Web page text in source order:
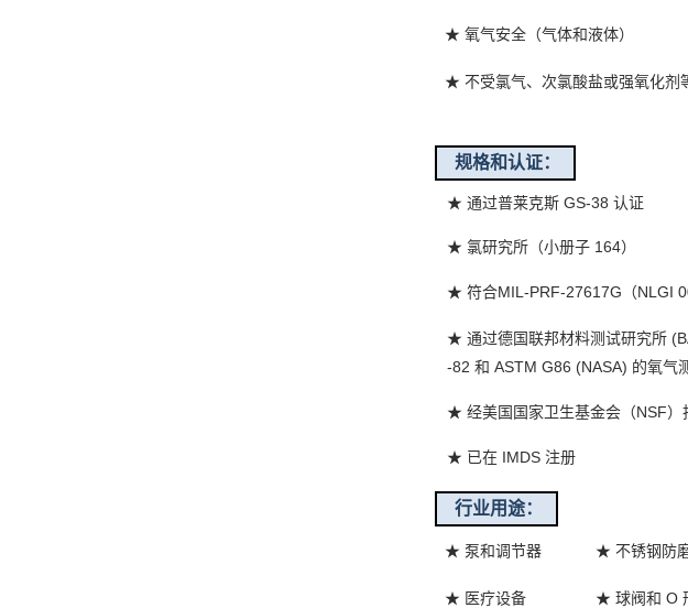
★ 氧气安全（气体和液体）
★ 不受氯气、次氯酸盐或强氧化剂
规格和认证：
★ 通过普莱克斯 GS-38 认证
★ 氯研究所（小册子 164）
★ 符合MIL-PRF-27617G（NLGI
★ 通过德国联邦材料测试研究所
-82 和 ASTM G86 (NASA) 的氧气
★ 经美国国家卫生基金会（NSF
★ 已在 IMDS 注册
行业用途：
★ 泵和调节器 ★ 不锈钢防
★ 医疗设备 ★ 球阀和 O